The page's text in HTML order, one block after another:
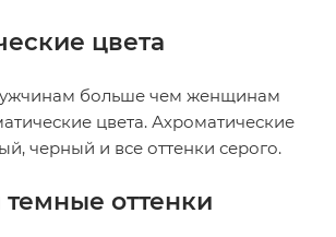
цвета
больше чем женщинам
цвета. Ахроматические
черный и все оттенки серого.
оттенки